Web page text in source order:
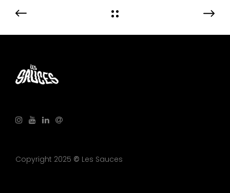
Copyright 2025 © Les Sauces